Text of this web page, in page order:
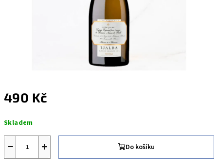
490 Kč
cena:
Skladem
+
− Do košíku